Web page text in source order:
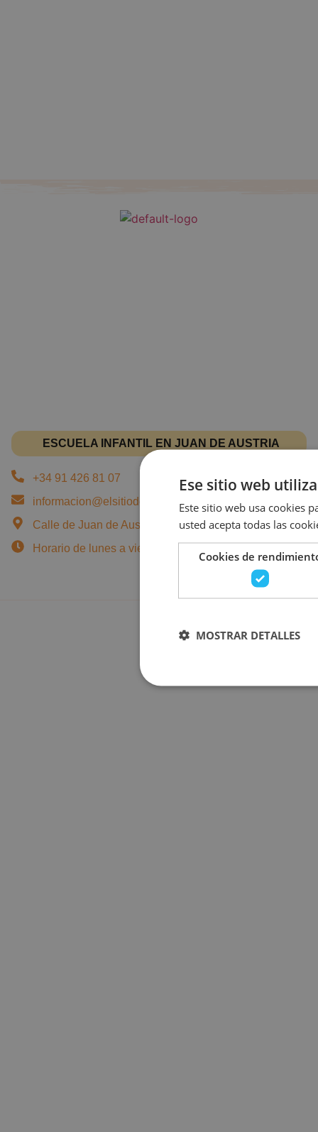
ESCUELA INFANTIL EN JUAN DE AUSTRIA
+34 91 426 81 07
informacion@elsitiodeturecreo.com
Calle de Juan de Austria, 7, 28010 Madrid - Chamberí
Horario de lunes a viernes: 07:45 a 18:00 horas.
Ese sitio web
Este sitio web usa cookies
usted acepta todas las
Cookies de
MOSTRAR DETALLES